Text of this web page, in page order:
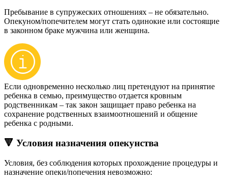
Пребывание в супружеских отношениях – не обязательно.
Опекуном/попечителем могут стать одинокие или состоящие
в законном браке мужчина или женщина.
Если одновременно несколько лиц претендуют на принятие
ребенка в семью, преимущество отдается кровным
родственникам – так закон защищает право ребенка на
сохранение родственных взаимоотношений и общение
ребенка с родными.
🔻 Условия назначения опекунства
Условия, без соблюдения которых прохождение процедуры и
назначение опеки/попечения невозможно: